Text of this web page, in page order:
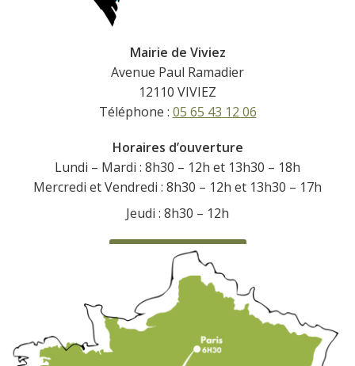
Mairie de Viviez
Avenue Paul Ramadier
12110 VIVIEZ
Téléphone : 05 65 43 12 06
Horaires d’ouverture
Lundi – Mardi : 8h30 – 12h et 13h30 – 18h
Mercredi et Vendredi : 8h30 – 12h et 13h30 – 17h
Jeudi : 8h30 – 12h
CONTACTEZ-NOUS